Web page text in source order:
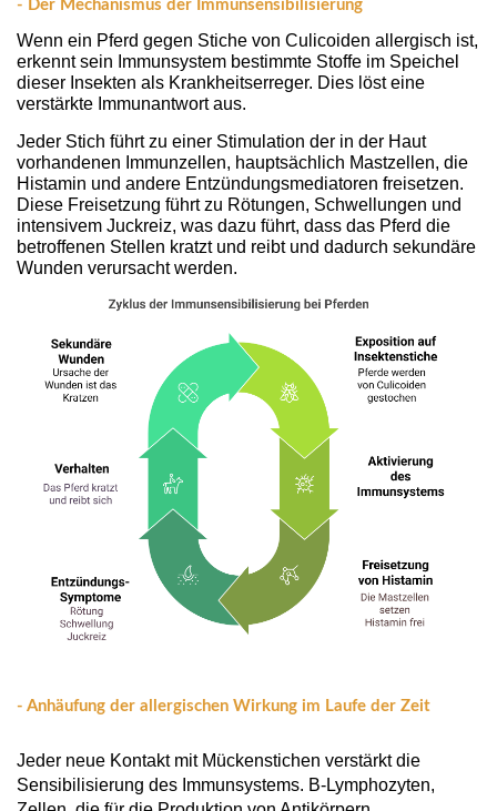
- Der Mechanismus der Immunsensibilisierung
Wenn ein Pferd gegen Stiche von Culicoiden allergisch ist,
erkennt sein Immunsystem bestimmte Stoffe im Speichel
dieser Insekten als Krankheitserreger. Dies löst eine
verstärkte Immunantwort aus.
Jeder Stich führt zu einer Stimulation der in der Haut
vorhandenen Immunzellen, hauptsächlich Mastzellen, die
Histamin und andere Entzündungsmediatoren freisetzen.
Diese Freisetzung führt zu Rötungen, Schwellungen und
intensivem Juckreiz, was dazu führt, dass das Pferd die
betroffenen Stellen kratzt und reibt und dadurch sekundäre
Wunden verursacht werden.
- Anhäufung der allergischen Wirkung im Laufe der Zeit
Jeder neue Kontakt mit Mückenstichen verstärkt die
Sensibilisierung des Immunsystems. B-Lymphozyten,